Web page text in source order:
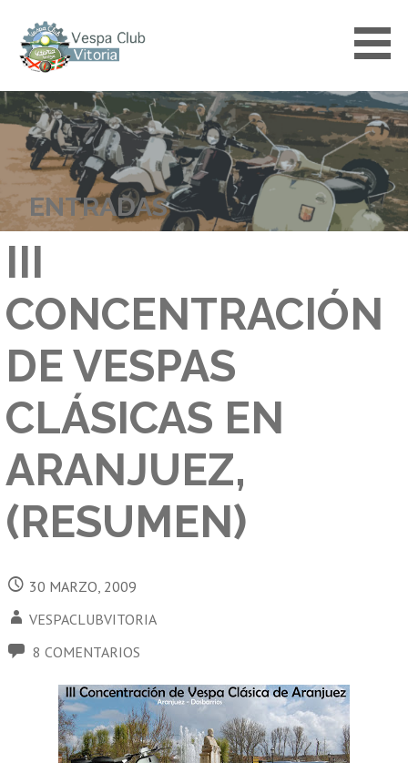
contenido
VESPACLUBVITORIA
ENTRADAS
III
CONCENTRACIÓN
DE VESPAS
CLÁSICAS EN
ARANJUEZ,
(RESUMEN)
30 MARZO, 2009
VESPACLUBVITORIA
8 COMENTARIOS